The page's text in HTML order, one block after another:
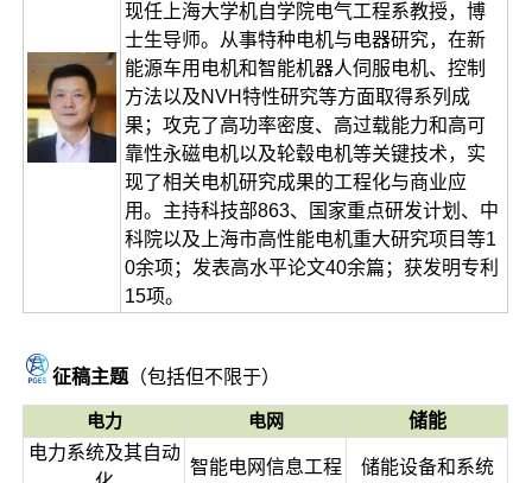
现任上海大学机自学院电气工程系教授，博
士生导师。从事特种电机与电器研究，在新
能源车用电机和智能机器人伺服电机、控制
方法以及NVH特性研究等方面取得系列成
果；攻克了高功率密度、高过载能力和高可
靠性永磁电机以及轮毂电机等关键技术，实
现了相关电机研究成果的工程化与商业应
用。主持科技部863、国家重点研发计划、中
科院以及上海市高性能电机重大研究项目等1
0余项；发表高水平论文40余篇；获发明专利
15项。
征稿主题 （包括但不限于）
电力 电网
储能
电力系统及其自动
智能电网信息工程 储能设备和系统